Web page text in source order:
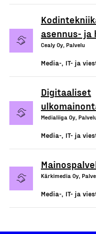
asennus-
Cealy Oy, Palvelu
Media-, IT- ja
Digitaaliset
Medialiiga Oy,
Media-, IT- ja
Kärkimedia Oy,
Media-, IT- ja